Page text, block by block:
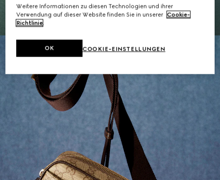
DIE AUSWAHL ENTDECKEN
Weitere Informationen zu diesen Technologien und ihrer
Verwendung auf dieser Website finden Sie in unserer Cookie-
Richtlinie.
COOKIE-EINSTELLUNGEN
OK